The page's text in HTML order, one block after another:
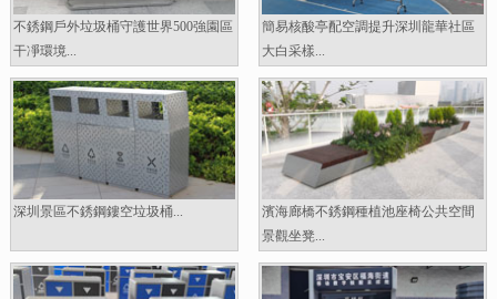
不銹鋼戶外垃圾桶守護世界500強園區
干凈環境...
簡易核酸亭配空調提升深圳龍華社區
大白采樣...
深圳景區不銹鋼鏤空垃圾桶...
濱海廊橋不銹鋼種植池座椅公共空間
景觀坐凳...